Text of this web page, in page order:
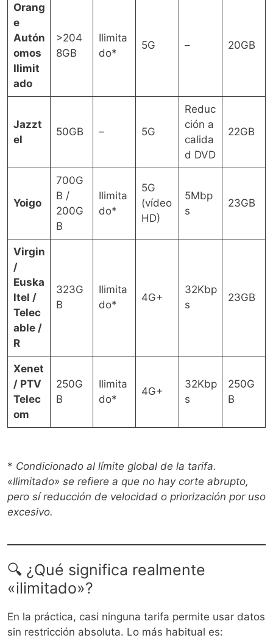
Orang
e
Autón
omos
Ilimit
ado
>204
8GB
Ilimita
do*
5G – 20GB
Jazzt
el
50GB – 5G
Reduc
ción a
calida
d DVD
22GB
Yoigo
700G
B /
200G
B
Ilimita
do*
5G
(vídeo
HD)
5Mbp
s
23GB
Virgin
/
Euska
ltel /
Telec
able /
R
323G
B
Ilimita
do*
4G+
32Kbp
s
23GB
Xenet
/ PTV
Telec
om
250G
B
Ilimita
do*
4G+
32Kbp
s
250G
B
* Condicionado al límite global de la tarifa.
«Ilimitado» se refiere a que no hay corte abrupto,
pero sí reducción de velocidad o priorización por uso
excesivo.
🔍 ¿Qué significa realmente
«ilimitado»?
En la práctica, casi ninguna tarifa permite usar datos
sin restricción absoluta. Lo más habitual es: